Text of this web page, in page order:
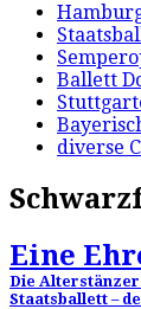
Ballett
diverse
Eine
Die Alterstänzer
Staatsballett –